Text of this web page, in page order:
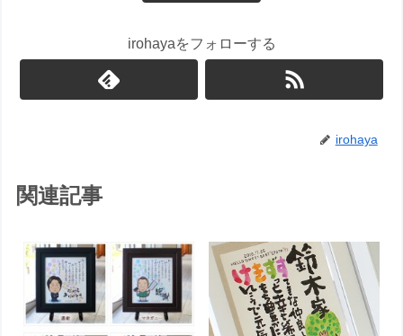
irohayaをフォローする
irohaya
関連記事